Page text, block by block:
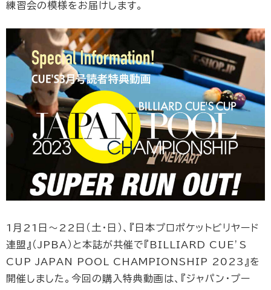
練習会の模様をお届けします。
1月21日〜22日（土・日）、『日本プロポケットビリヤード
連盟』（JPBA）と本誌が共催で『BILLIARD CUE’S
CUP JAPAN POOL CHAMPIONSHIP 2023』を
開催しました。今回の購入特典動画は、『ジャパン・プー